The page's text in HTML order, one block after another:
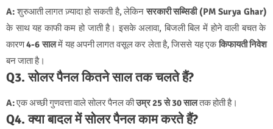
A:शुरुआती लागत ज़्यादा हो सकती है, लेकिनसरकारी सब्सिडी (PM Surya Ghar)
के साथ यह काफी कम हो जाती है। इसके अलावा, बिजली बिल में होने वाली बचत के
कारण4-6 सालमें यह अपनी लागत वसूल कर लेता है, जिससे यह एककिफायती निवेश
बन जाता है।
Q3. सोलर पैनल कितने साल तक चलते हैं?
A:एक अच्छी गुणवत्ता वाले सोलर पैनल कीउम्र 25 से 30 सालतक होती है।
Q4. क्या बादल में सोलर पैनल काम करते हैं?